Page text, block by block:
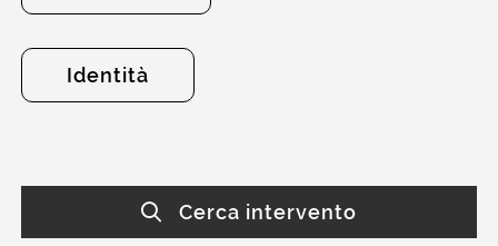
Identità
Cerca intervento